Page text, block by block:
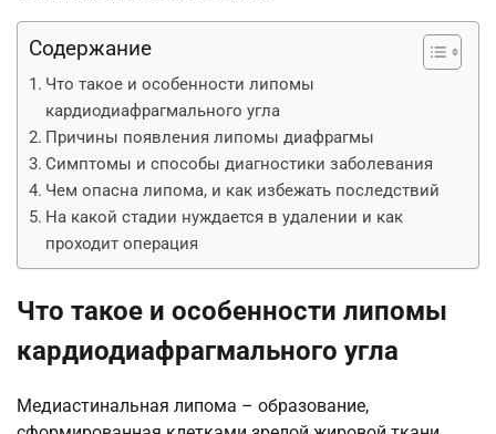
Содержание
Что такое и особенности липомы
кардиодиафрагмального угла
Причины появления липомы диафрагмы
Симптомы и способы диагностики заболевания
Чем опасна липома, и как избежать последствий
На какой стадии нуждается в удалении и как
проходит операция
Что такое и особенности липомы
кардиодиафрагмального угла
Медиастинальная липома – образование,